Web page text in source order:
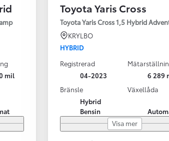
Från 324 900 kr
Från 3 194 kr/mån
Toyota C-HR
HYBRID & LADDHYBRID
mil
Toyota Yaris Cross
Toyota Yaris Cross 1,5 Hybrid
KRYLBO
HYBRID
Registrerad
04-2023
6 289
Bränsle
Hybrid
Bensin
Växellåda
Visa mer